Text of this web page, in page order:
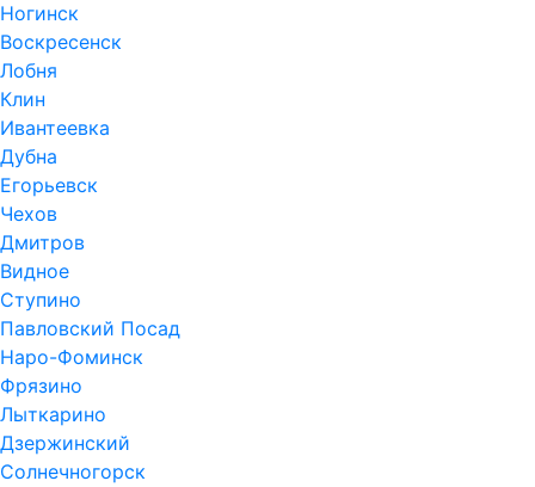
Ногинск
Воскресенск
Лобня
Клин
Ивантеевка
Дубна
Егорьевск
Чехов
Дмитров
Видное
Ступино
Павловский Посад
Наро-Фоминск
Фрязино
Лыткарино
Дзержинский
Солнечногорск